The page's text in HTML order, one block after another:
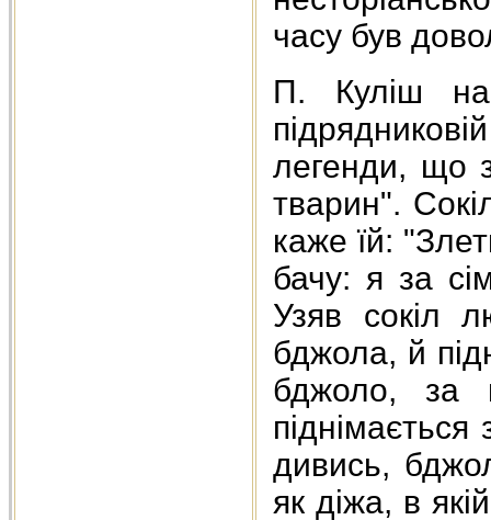
часу був
П. Куліш
легенди, що
тварин".
каже їй:
бачу: я за
Узяв сокіл
бджола, й
бджоло, за
дивись,
як діжа, в